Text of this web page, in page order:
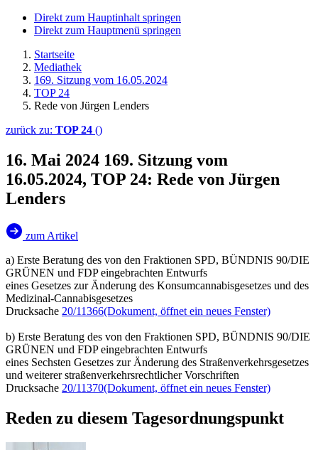
Direkt zum Hauptinhalt springen
Direkt zum Hauptmenü springen
Startseite
Mediathek
169. Sitzung vom 16.05.2024
TOP 24
Rede von Jürgen Lenders
zurück zu: TOP 24 ()
16. Mai 2024 169. Sitzung vom
16.05.2024, TOP 24: Rede von Jürgen
Lenders
zum Artikel
a) Erste Beratung des von den Fraktionen SPD, BÜNDNIS 90/DIE
GRÜNEN und FDP eingebrachten Entwurfs
eines Gesetzes zur Änderung des Konsumcannabisgesetzes und des
Medizinal-Cannabisgesetzes
Drucksache 20/11366(Dokument, öffnet ein neues Fenster)
b) Erste Beratung des von den Fraktionen SPD, BÜNDNIS 90/DIE
GRÜNEN und FDP eingebrachten Entwurfs
eines Sechsten Gesetzes zur Änderung des Straßenverkehrsgesetzes
und weiterer straßenverkehrsrechtlicher Vorschriften
Drucksache 20/11370(Dokument, öffnet ein neues Fenster)
Reden zu diesem Tagesordnungspunkt